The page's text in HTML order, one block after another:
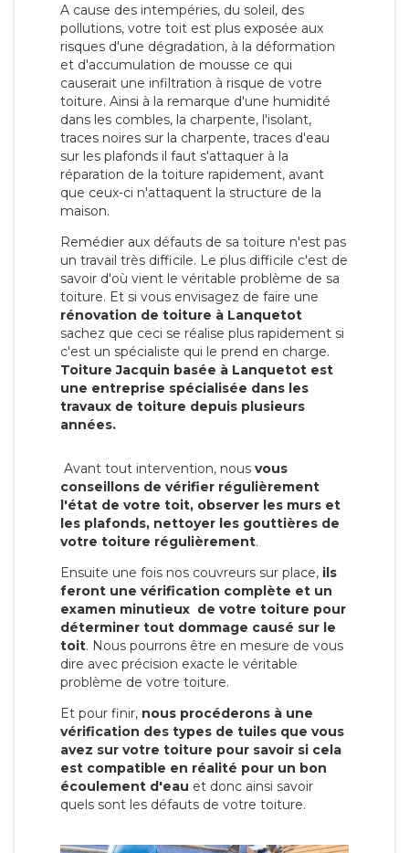
A cause des intempéries, du soleil, des
pollutions, votre toit est plus exposée aux
risques d'une dégradation, à la déformation
et d'accumulation de mousse ce qui
causerait une infiltration à risque de votre
toiture. Ainsi à la remarque d'une humidité
dans les combles, la charpente, l'isolant,
traces noires sur la charpente, traces d'eau
sur les plafonds il faut s'attaquer à la
réparation de la toiture rapidement, avant
que ceux-ci n'attaquent la structure de la
maison.
Remédier aux défauts de sa toiture n'est pas
un travail très difficile. Le plus difficile c'est de
savoir d'où vient le véritable problème de sa
toiture. Et si vous envisagez de faire une
rénovation de toiture à Lanquetot
sachez que ceci se réalise plus rapidement si
c'est un spécialiste qui le prend en charge.
Toiture Jacquin basée à Lanquetot est
une entreprise spécialisée dans les
travaux de toiture depuis plusieurs
années.
Avant tout intervention, nous vous
conseillons de vérifier régulièrement
l'état de votre toit, observer les murs et
les plafonds, nettoyer les gouttières de
votre toiture régulièrement.
Ensuite une fois nos couvreurs sur place, ils
feront une vérification complète et un
examen minutieux de votre toiture pour
déterminer tout dommage causé sur le
toit. Nous pourrons être en mesure de vous
dire avec précision exacte le véritable
problème de votre toiture.
Et pour finir, nous procéderons à une
vérification des types de tuiles que vous
avez sur votre toiture pour savoir si cela
est compatible en réalité pour un bon
écoulement d'eau et donc ainsi savoir
quels sont les défauts de votre toiture.